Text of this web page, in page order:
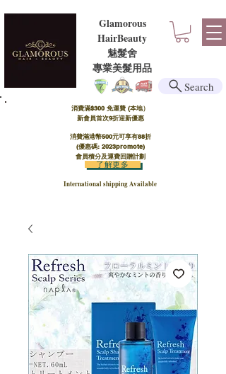
Glamorous
HairBeauty
魅髮舍
​​專業美髮用品
消費滿$300 免運費 (本地）​
新會員首次9折迎新優惠
消費滿港幣500元可享有88折
(優惠碼: 2023promote)
會員積分及運費回贈計劃
International shipping Available
了解更多
Search